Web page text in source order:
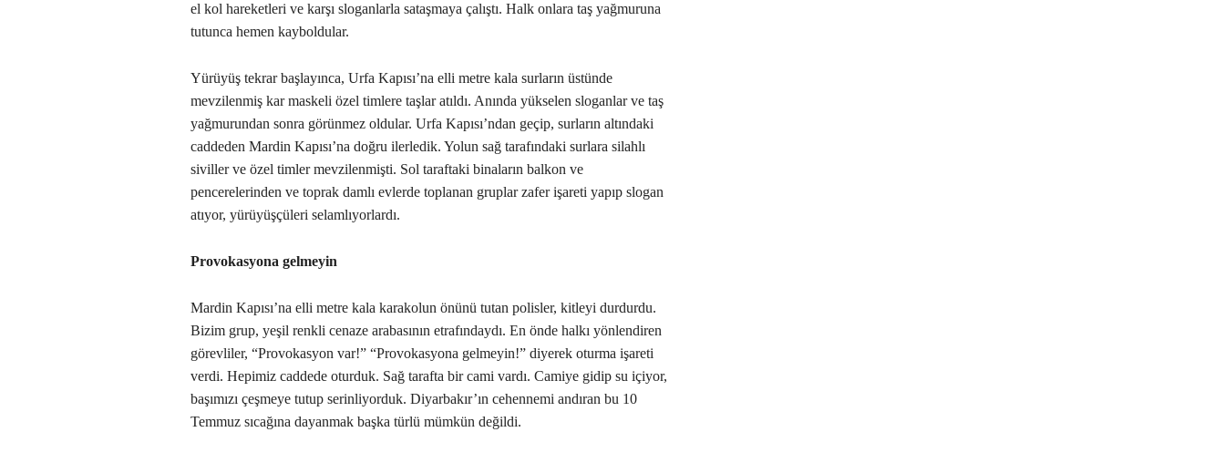
el kol hareketleri ve karşı sloganlarla sataşmaya çalıştı. Halk onlara taş yağmuruna
tutunca hemen kayboldular.
Yürüyüş tekrar başlayınca, Urfa Kapısı’na elli metre kala surların üstünde
mevzilenmiş kar maskeli özel timlere taşlar atıldı. Anında yükselen sloganlar ve taş
yağmurundan sonra görünmez oldular. Urfa Kapısı’ndan geçip, surların altındaki
caddeden Mardin Kapısı’na doğru ilerledik. Yolun sağ tarafındaki surlara silahlı
siviller ve özel timler mevzilenmişti. Sol taraftaki binaların balkon ve
pencerelerinden ve toprak damlı evlerde toplanan gruplar zafer işareti yapıp slogan
atıyor, yürüyüşçüleri selamlıyorlardı.
Provokasyona gelmeyin
Mardin Kapısı’na elli metre kala karakolun önünü tutan polisler, kitleyi durdurdu.
Bizim grup, yeşil renkli cenaze arabasının etrafındaydı. En önde halkı yönlendiren
görevliler, “Provokasyon var!” “Provokasyona gelmeyin!” diyerek oturma işareti
verdi. Hepimiz caddede oturduk. Sağ tarafta bir cami vardı. Camiye gidip su içiyor,
başımızı çeşmeye tutup serinliyorduk. Diyarbakır’ın cehennemi andıran bu 10
Temmuz sıcağına dayanmak başka türlü mümkün değildi.